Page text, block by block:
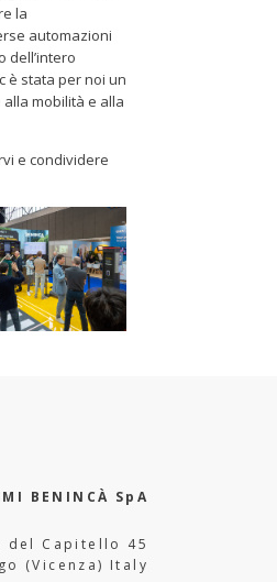
la
automazioni
dell’intero
è stata per noi un
mobilità e alla
e condividere
BENINCÀ SpA
del Capitello 45
(Vicenza) Italy